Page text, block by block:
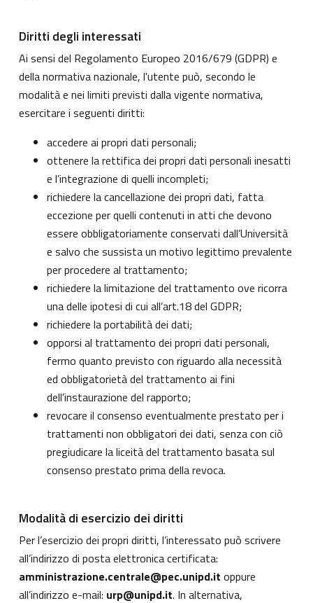
Diritti degli interessati
Ai sensi del Regolamento Europeo 2016/679 (GDPR) e
della normativa nazionale, l'utente può, secondo le
modalità e nei limiti previsti dalla vigente normativa,
esercitare i seguenti diritti:
accedere ai propri dati personali;
ottenere la rettifica dei propri dati personali inesatti
e l’integrazione di quelli incompleti;
richiedere la cancellazione dei propri dati, fatta
eccezione per quelli contenuti in atti che devono
essere obbligatoriamente conservati dall’Università
e salvo che sussista un motivo legittimo prevalente
per procedere al trattamento;
richiedere la limitazione del trattamento ove ricorra
una delle ipotesi di cui all’art.18 del GDPR;
richiedere la portabilità dei dati;
opporsi al trattamento dei propri dati personali,
fermo quanto previsto con riguardo alla necessità
ed obbligatorietà del trattamento ai fini
dell’instaurazione del rapporto;
revocare il consenso eventualmente prestato per i
trattamenti non obbligatori dei dati, senza con ciò
pregiudicare la liceità del trattamento basata sul
consenso prestato prima della revoca.
Modalità di esercizio dei diritti
Per l’esercizio dei propri diritti, l’interessato può scrivere
all’indirizzo di posta elettronica certificata:
amministrazione.centrale@pec.unipd.it oppure
all’indirizzo e-mail: urp@unipd.it. In alternativa,